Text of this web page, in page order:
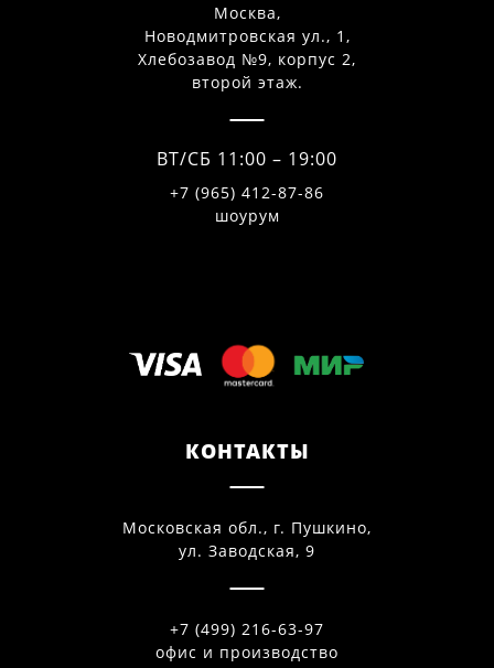
Москва,
Новодмитровская ул., 1,
Хлебозавод №9, корпус 2,
второй этаж.
ВТ/СБ 11:00 – 19:00
+7 (965) 412-87-86
шоурум
КОНТАКТЫ
Московская обл., г. Пушкино,
ул. Заводская, 9
+7 (499) 216-63-97
офис и производство